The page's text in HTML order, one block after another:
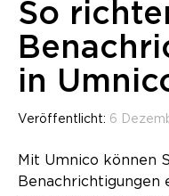
So
in
Veröffentlicht: 6
Mit Umnico können
Benachrichtigungen